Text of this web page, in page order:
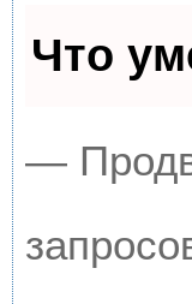
Что
—